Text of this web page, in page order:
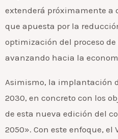
extenderá próximamente a
que apuesta por la
optimización del proceso
avanzando hacia la
Asimismo, la implantación
2030, en concreto con los
de esta nueva edición del
2050». Con este enfoque,